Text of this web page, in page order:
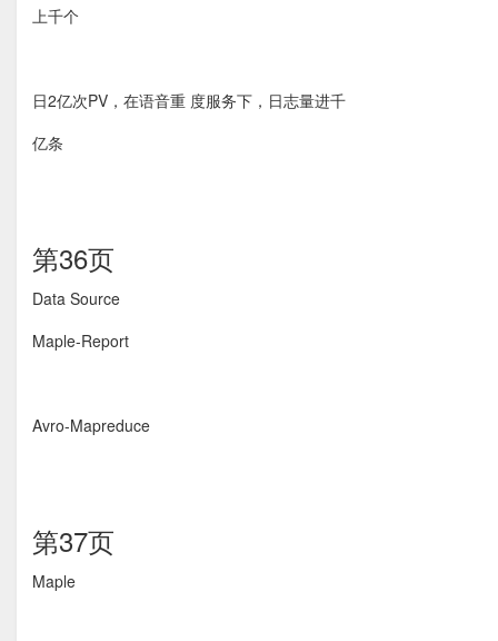
上千个
日2亿次PV，在语音重 度服务下，日志量进千
亿条
第36页
Data Source
Maple-Report
Avro-Mapreduce
第37页
Maple